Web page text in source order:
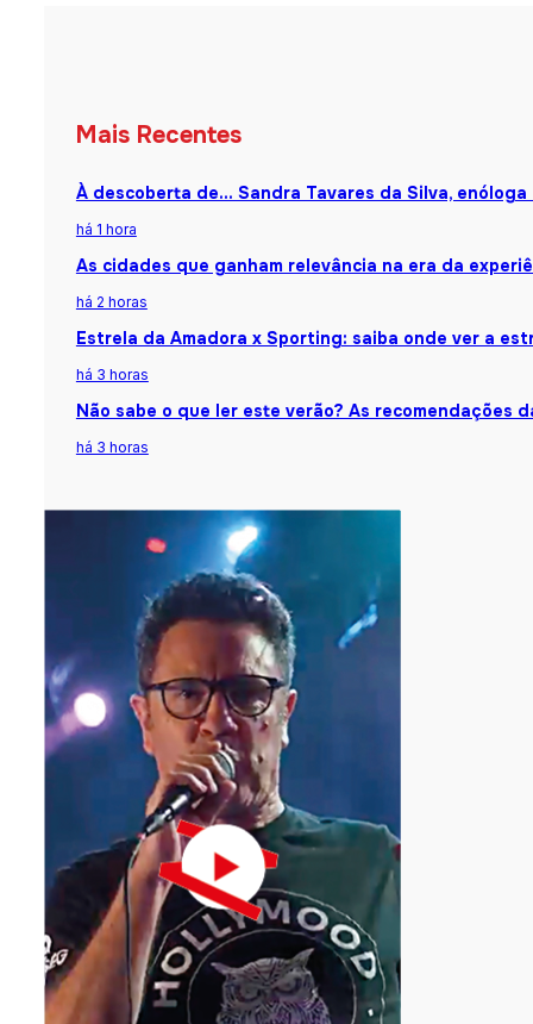
Mais Recentes
À descoberta de… Sandra Tavares da Silva,
há 1 hora
As cidades que ganham relevância na era da
há 2 horas
Estrela da Amadora x Sporting: saiba onde ver a
há 3 horas
Não sabe o que ler este verão? As recomendações
há 3 horas